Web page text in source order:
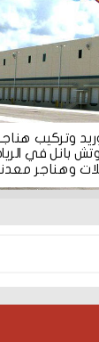
وتركيب
بانل في
وهناجر